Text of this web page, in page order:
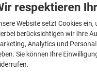
respektieren
Website setzt Cookies
berücksichtigen wir Ihre
Analytics und
Sie können Ihre